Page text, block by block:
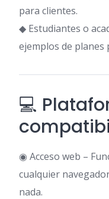
para clientes.
◆ Estudiantes o
ejemplos de planes
💻
◉ Acceso web –
cualquier
nada.